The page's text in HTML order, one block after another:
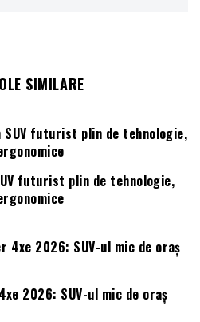
SIMILARE
futurist plin de tehnologie,
2026: SUV-ul mic de oraș